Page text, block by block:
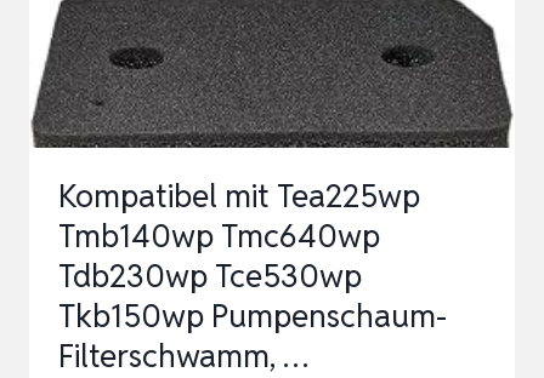
Kompatibel mit Tea225wp
Tmb140wp Tmc640wp
Tdb230wp Tce530wp
Tkb150wp Pumpenschaum-
Filterschwamm, …